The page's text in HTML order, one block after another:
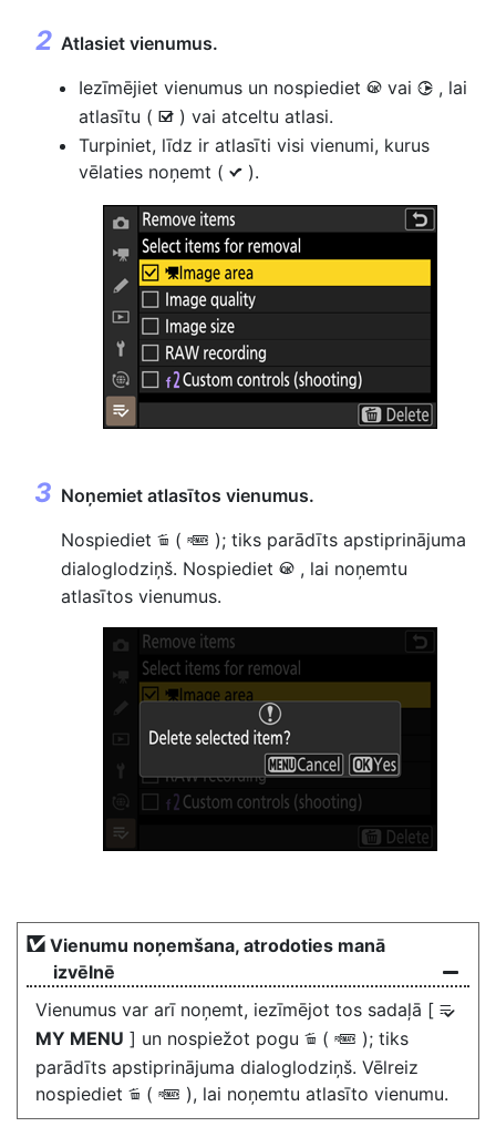
Atlasiet vienumus.
Iezīmējiet vienumus un nospiediet J vai 2 , lai
atlasītu ( M ) vai atceltu atlasi.
Turpiniet, līdz ir atlasīti visi vienumi, kurus
vēlaties noņemt ( L ).
Noņemiet atlasītos vienumus.
Nospiediet O ( Q ); tiks parādīts apstiprinājuma
dialoglodziņš. Nospiediet J , lai noņemtu
atlasītos vienumus.
Vienumu noņemšana, atrodoties manā
izvēlnē
Vienumus var arī noņemt, iezīmējot tos sadaļā [ O
MY MENU ] un nospiežot pogu O ( Q ); tiks
parādīts apstiprinājuma dialoglodziņš. Vēlreiz
nospiediet O ( Q ), lai noņemtu atlasīto vienumu.